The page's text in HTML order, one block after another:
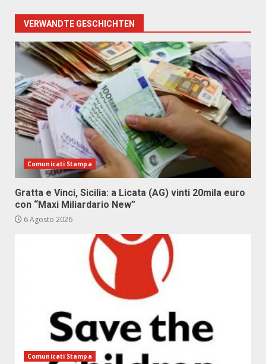
VERWANDTE GESCHICHTEN
Comunicati Stampa
Gratta e Vinci, Sicilia: a Licata (AG) vinti 20mila euro
con “Maxi Miliardario New”
6 Agosto 2026
Comunicati Stampa